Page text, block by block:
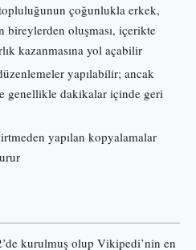
çoğunlukla erkek,
bireylerden oluşması, içerikte
kazanmasına yol açabilir
yapılabilir; ancak
genellikle dakikalar içinde geri
yapılan kopyalamalar
kurulmuş olup Vikipedi’nin en